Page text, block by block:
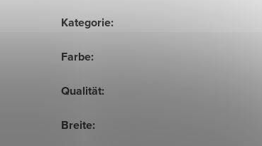
Kategorie:
Farbe:
Qualität:
Breite: